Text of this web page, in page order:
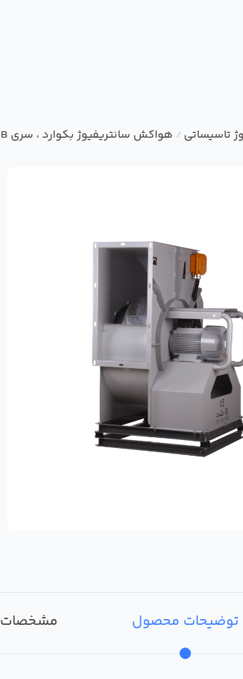
تاسیساتی / هواکش سانتریفیوژ بکوارد ، سری BIB
توضیحات محصول مشخصات